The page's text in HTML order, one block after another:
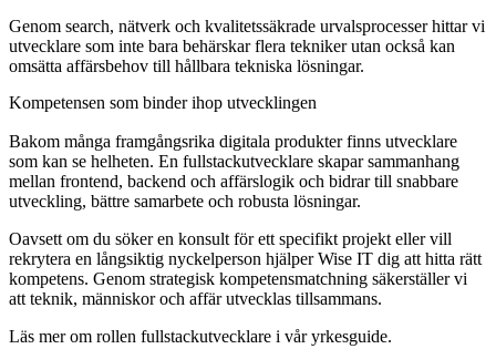
Genom search, nätverk och kvalitetssäkrade urvalsprocesser hittar vi
utvecklare som inte bara behärskar flera tekniker utan också kan
omsätta affärsbehov till hållbara tekniska lösningar.
Kompetensen som binder ihop utvecklingen
Bakom många framgångsrika digitala produkter finns utvecklare
som kan se helheten. En fullstackutvecklare skapar sammanhang
mellan frontend, backend och affärslogik och bidrar till snabbare
utveckling, bättre samarbete och robusta lösningar.
Oavsett om du söker en konsult för ett specifikt projekt eller vill
rekrytera en långsiktig nyckelperson hjälper Wise IT dig att hitta rätt
kompetens. Genom strategisk kompetensmatchning säkerställer vi
att teknik, människor och affär utvecklas tillsammans.
Läs mer om rollen fullstackutvecklare i vår yrkesguide.